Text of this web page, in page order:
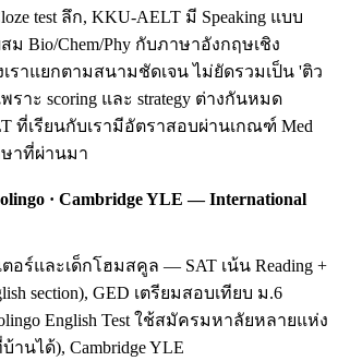
test ลึก, KKU-AELT มี Speaking แบบ
สม Bio/Chem/Phy กับภาษาอังกฤษเชิง
ราแยกตามสนามชัดเจน ไม่ยัดรวมเป็น 'ติว
าะ scoring และ strategy ต่างกันหมด
ที่เรียนกับเรามีอัตราสอบผ่านเกณฑ์ Med
ษาที่ผ่านมา
· Cambridge YLE — International
อร์และเด็กโฮมสคูล — SAT เน้น Reading +
section), GED เตรียมสอบเทียบ ม.6
English Test ใช้สมัครมหาลัยหลายแห่ง
นได้), Cambridge YLE